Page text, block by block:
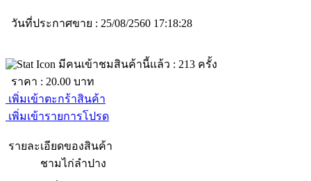
วันที่ประกาศขาย : 25/08/2560 17:18:28
มีคนเข้าชมสินค้านี้แล้ว : 213 ครั้ง
ราคา : 20.00 บาท
เพิ่มเข้าตะกร้าสินค้า
เพิ่มเข้ารายการโปรด
รายละเอียดของสินค้า
ชามไก่ลำปาง